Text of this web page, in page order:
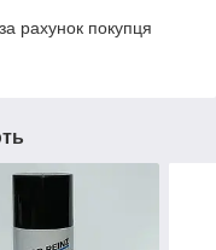
рахунок покупця